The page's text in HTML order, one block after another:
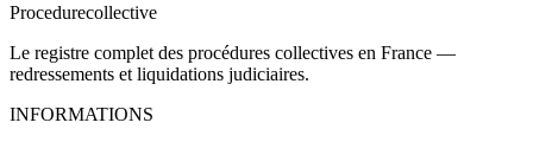
Procedurecollective
Le registre complet des procédures collectives en France —
redressements et liquidations judiciaires.
INFORMATIONS